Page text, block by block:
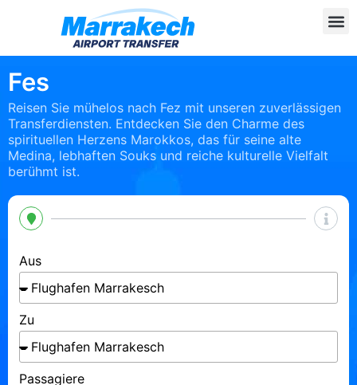
Fes
Reisen Sie mühelos nach Fez mit unseren zuverlässigen
Transferdiensten. Entdecken Sie den Charme des
spirituellen Herzens Marokkos, das für seine alte
Medina, lebhaften Souks und reiche kulturelle Vielfalt
berühmt ist.
Aus
Zu
Passagiere